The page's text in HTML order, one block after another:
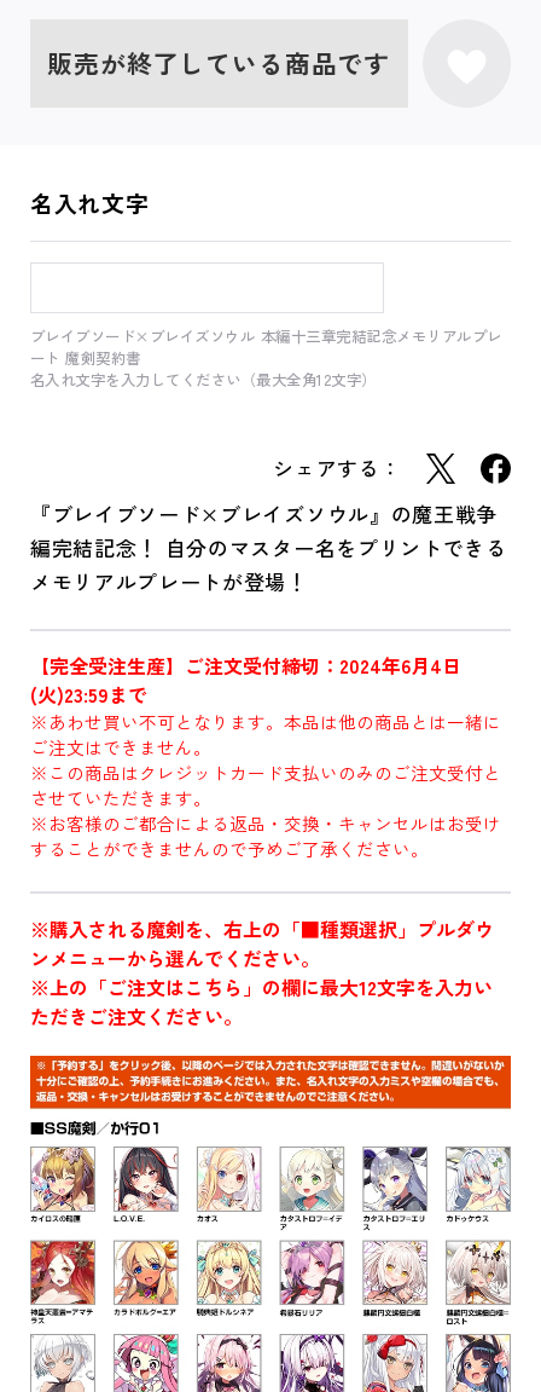
販売が終了している商品です
名入れ文字
ブレイブソード×ブレイズソウル 本編十三章完結記念メモリアルプレ
ート 魔剣契約書
名入れ文字を入力してください（最大全角12文字）
シェアする：
『ブレイブソード×ブレイズソウル』の魔王戦争
編完結記念！ 自分のマスター名をプリントできる
メモリアルプレートが登場！
【完全受注生産】ご注文受付締切：2024年6月4日
(火)23:59まで
※あわせ買い不可となります。本品は他の商品とは一緒に
ご注文はできません。
※この商品はクレジットカード支払いのみのご注文受付と
させていただきます。
※お客様のご都合による返品・交換・キャンセルはお受け
することができませんので予めご了承ください。
※購入される魔剣を、右上の「■種類選択」プルダウ
ンメニューから選んでください。
※上の「ご注文はこちら」の欄に最大12文字を入力い
ただきご注文ください。